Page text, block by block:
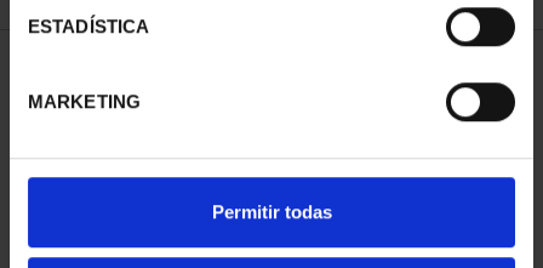
ESTADÍSTICA
MARKETING
Permitir todas
REFINAR